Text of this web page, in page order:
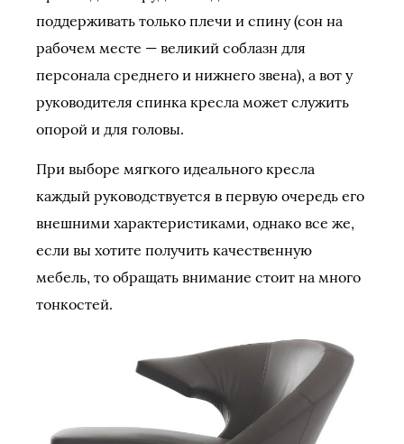
поддерживать только плечи и спину (сон на
рабочем месте — великий соблазн для
персонала среднего и нижнего звена), а вот у
руководителя спинка кресла может служить
опорой и для головы.
При выборе мягкого идеального кресла
каждый руководствуется в первую очередь его
внешними характеристиками, однако все же,
если вы хотите получить качественную
мебель, то обращать внимание стоит на много
тонкостей.